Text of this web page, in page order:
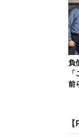
れ
負
前